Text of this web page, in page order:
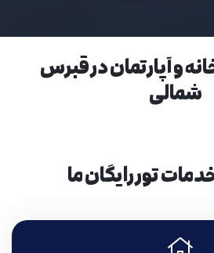
و آپارتمان در قبرس
شمالی
تور رایگان ما